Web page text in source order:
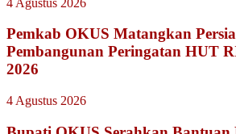
Pemkab OKUS Matangkan
Pembangunan Peringatan HUT
2026
4 Agustus 2026